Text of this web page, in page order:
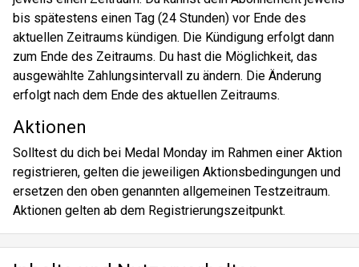
bis spätestens einen Tag (24 Stunden) vor Ende des
aktuellen Zeitraums kündigen. Die Kündigung erfolgt dann
zum Ende des Zeitraums. Du hast die Möglichkeit, das
ausgewählte Zahlungsintervall zu ändern. Die Änderung
erfolgt nach dem Ende des aktuellen Zeitraums.
Aktionen
Solltest du dich bei Medal Monday im Rahmen einer Aktion
registrieren, gelten die jeweiligen Aktionsbedingungen und
ersetzen den oben genannten allgemeinen Testzeitraum.
Aktionen gelten ab dem Registrierungszeitpunkt.